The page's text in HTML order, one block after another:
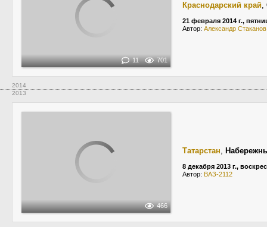
11 701
Краснодарский край,
21 февраля 2014 г.,
Автор: Александр Стаканов
2014
2013
466
Татарстан,
8 декабря 2013 г.,
Автор: ВАЗ-2112